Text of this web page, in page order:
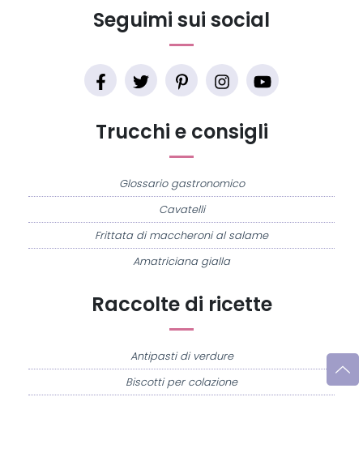
Raccolte di ricette
Antipasti di verdure
Biscotti per colazione
Trucchi e consigli
Glossario gastronomico
Cavatelli
Frittata di maccheroni al salame
Amatriciana gialla
Seguimi sui social